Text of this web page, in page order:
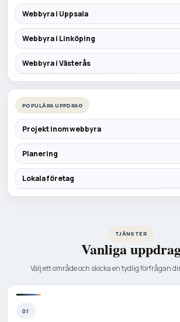
Webbyra i Uppsala
Webbyra i Linköping
Webbyra i Västerås
POPULÄRA UPPDRAG
Projekt inom webbyra
Planering
Lokala företag
TJÄNSTER
Vanliga
Välj ett område och skicka en tydlig förfrågan
01